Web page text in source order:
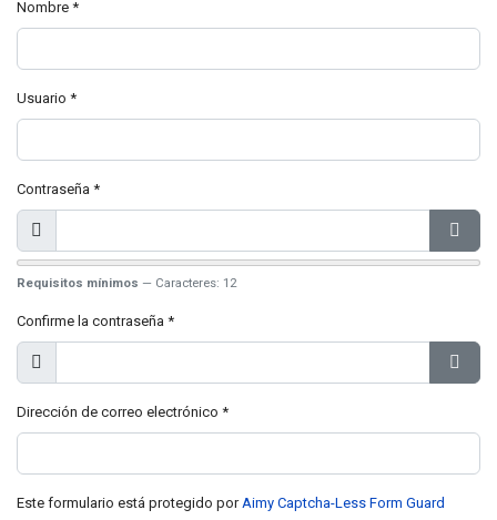
Nombre *
Usuario *
Contraseña *
Mostrar
Requisitos mínimos — Caracteres: 12
Confirme la contraseña *
Mostrar
Dirección de correo electrónico *
Este formulario está protegido porAimy Captcha-Less Form Guard